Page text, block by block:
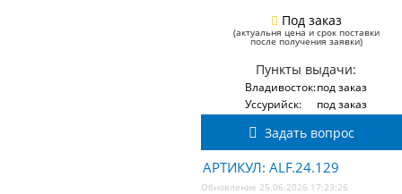
Под заказ
(актуальня цена и срок поставки
после получения заявки)
Пункты выдачи:
Владивосток:под заказ
Уссурийск:
под заказ
Задать вопрос
АРТИКУЛ: ALF.24.129
Обновление 25.06.2026 17:23:26